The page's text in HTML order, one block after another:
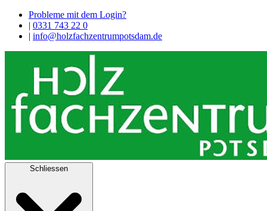
Probleme mit dem Login?
| 0331 743 22 0
| info@holzfachzentrumpotsdam.de
Schliessen